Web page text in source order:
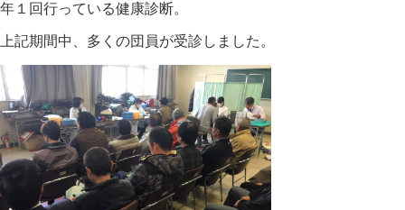
年１回行っている健康診断。
上記期間中、多くの団員が受診しました。